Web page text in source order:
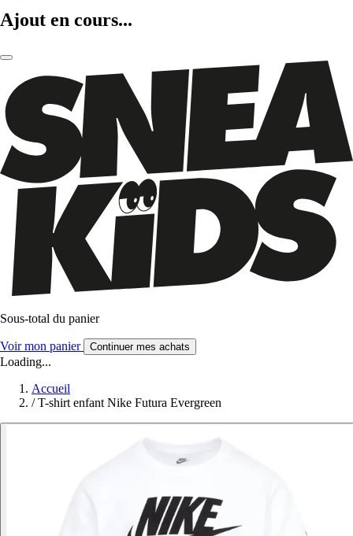
Ajout en cours...
Sous-total du panier
Voir mon panier Continuer mes achats
Loading...
Accueil
/ T-shirt enfant Nike Futura Evergreen